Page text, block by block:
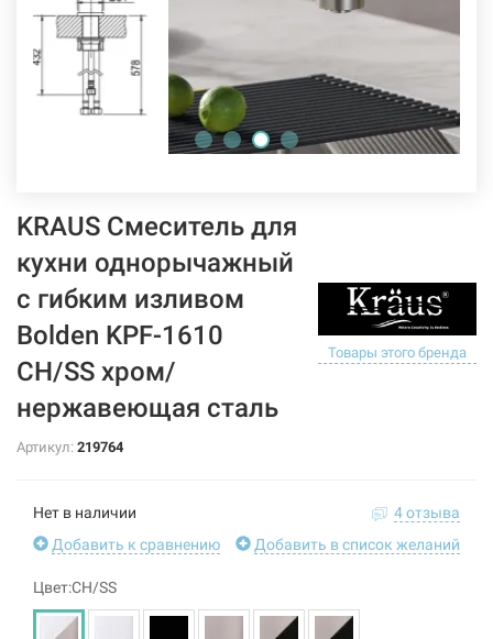
KRAUS Смеситель для
кухни однорычажный
с гибким изливом
Bolden KPF-1610
CH/SS хром/
нержавеющая сталь
Товары этого бренда
Артикул: 219764
Нет в наличии
4 отзыва
Добавить к сравнению
Добавить в список желаний
Цвет:CH/SS